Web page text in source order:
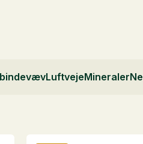
LuftvejeMineraler